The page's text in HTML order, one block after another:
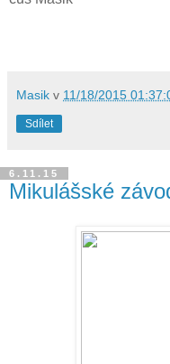
Masik v 11/18/2015
Sdílet
6.11.15
Mikulášské